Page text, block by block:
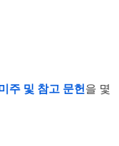
주 및 참고 문헌 을 몇